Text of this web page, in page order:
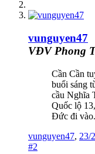
vunguyen47
VĐV Phong
Cần Cần
buổi sáng
cầu Nghĩa
Quốc lộ
Đức đi
vunguyen47, 23/
#2